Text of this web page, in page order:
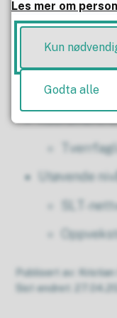
Styrende
Utøvende nivå:
SLT-
Publisert av
Sist endret
Les mer om
Kun
Godta alle